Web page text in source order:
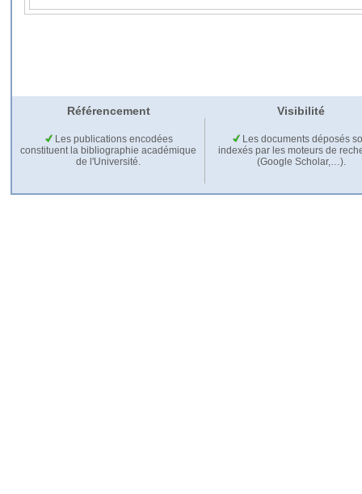
Référencement Visibilité
Les publications encodées
constituent la bibliographie académique
de l'Université.
Les documents déposés
indexés par les moteurs de
(Google Scholar,…).